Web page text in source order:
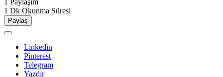
1 Dk Okunma Süresi
Paylaş
Linkedin
Pinterest
Telegram
Yazdır